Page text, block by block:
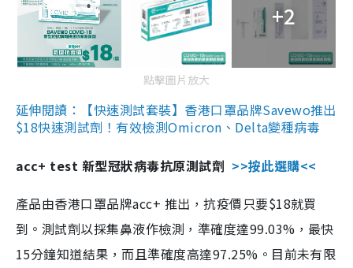
+2
點擊圖片放大
延伸閱讀：【快速測試套裝】香港口罩品牌Savewo推出
$18快速測試劑！有效檢測Omicron、Delta變種病毒
acc+ test 新型冠狀病毒抗原測試劑 >>按此選購<<
產品由香港口罩品牌acc+ 推出，抗疫價只要$18就買
到。測試劑以採集鼻液作檢測，準確度達99.03%，最快
15分鐘知道結果，而且準確度高達97.25%。目前未有限